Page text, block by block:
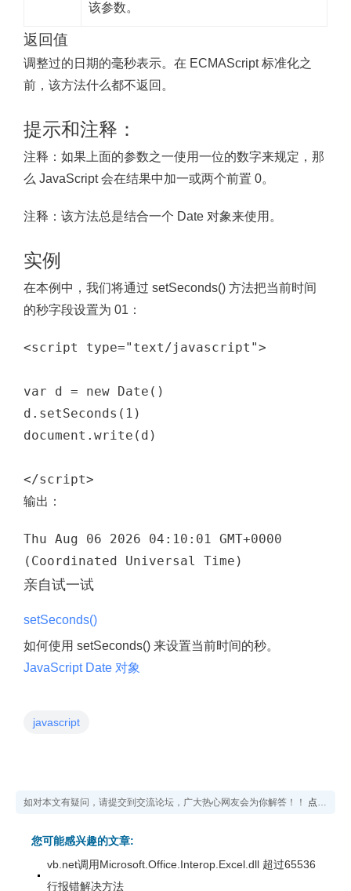
该参数。
返回值
调整过的日期的毫秒表示。在 ECMAScript 标准化之
前，该方法什么都不返回。
提示和注释：
注释： 如果上面的参数之一使用一位的数字来规定，那
么 JavaScript 会在结果中加一或两个前置 0。
注释： 该方法总是结合一个 Date 对象来使用。
实例
在本例中，我们将通过 setSeconds() 方法把当前时间
的秒字段设置为 01：
<script type="text/javascript">
var d = new Date()
d.setSeconds(1)
document.write(d)
输出：
Thu Aug 06 2026 04:10:01 GMT+0000
(Coordinated Universal Time)
亲自试一试
setSeconds()
如何使用 setSeconds() 来设置当前时间的秒。
JavaScript Date 对象
javascript
如对本文有疑问，请提交到交流论坛，广大热心网友会为你解答！！ 点击进入论坛
您可能感兴趣的文章:
vb.net调用Microsoft.Office.Interop.Excel.dll 超过65536
行报错解决方法